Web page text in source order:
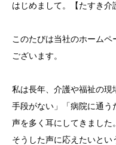
はじめまして。【たすき
このたびは当社のホーム
ございます。
私は長年、介護や福祉の
手段がない」「病院に通う
声を多く耳にしてきました。
そうした声に応えたいとい